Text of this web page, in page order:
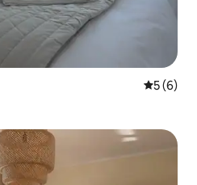
5 de
5 (6)